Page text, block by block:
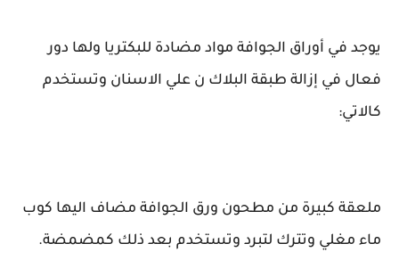
يوجد في أوراق الجوافة مواد مضادة للبكتريا ولها دور
فعال في إزالة طبقة البلاك ن علي الاسنان وتستخدم
كالاتي:
ملعقة كبيرة من مطحون ورق الجوافة مضاف اليها كوب
ماء مغلي وتترك لتبرد وتستخدم بعد ذلك كمضمضة.